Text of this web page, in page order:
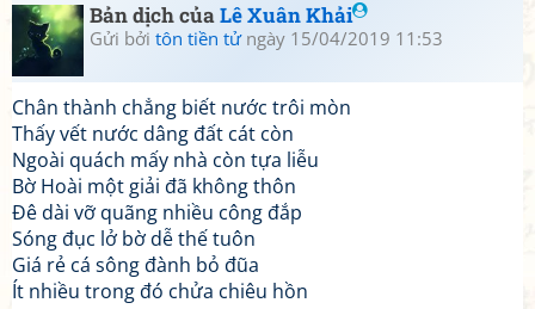
Bản dịch củaLê Xuân Khải
Gửi bởi tôn tiền tửngày 15/04/2019 11:53
Chân thành chẳng biết nước trôi mòn
Thấy vết nước dâng đất cát còn
Ngoài quách mấy nhà còn tựa liễu
Bờ Hoài một giải đã không thôn
Đê dài vỡ quãng nhiều công đắp
Sóng đục lở bờ dễ thế tuôn
Giá rẻ cá sông đành bỏ đũa
Ít nhiều trong đó chửa chiêu hồn